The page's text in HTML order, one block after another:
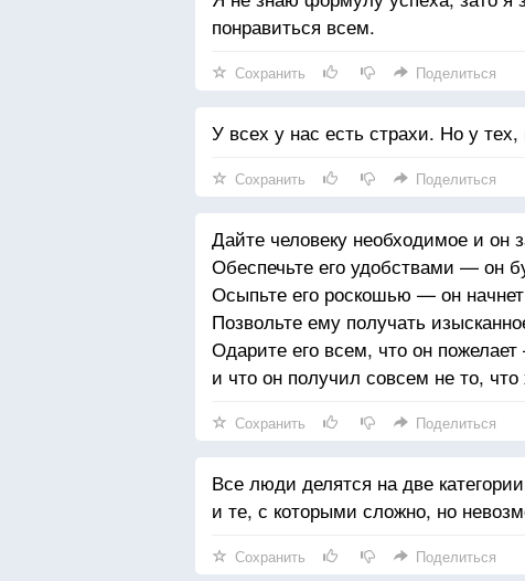
понравиться всем.
Сохранить Поделиться
У всех у нас есть страхи. Но у
Сохранить Поделиться
Дайте человеку необходимое и он
Обеспечьте его удобствами — он
Осыпьте его роскошью — он
Позвольте ему получать
Одарите его всем, что он
и что он получил совсем не то, что
Сохранить Поделиться
Все люди делятся на две
и те, с которыми сложно, но
Сохранить Поделиться